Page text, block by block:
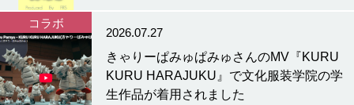
コラボ
2026.07.27
きゃりーぱみゅぱみゅさんのMV『KURU
KURU HARAJUKU』で文化服装学院の学
生作品が着用されました